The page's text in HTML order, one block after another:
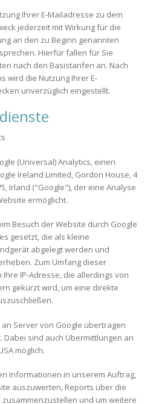
Ihrer E-Mailadresse zu dem
jederzeit mit Wirkung für die
an den zu Beginn genannten
Hierfür fallen für Sie
nach den Basistarifen an. Nach
wird die Nutzung Ihrer E-
unverzüglich eingestellt.
(Universal) Analytics, einen
Ireland Limited, Gordon House, 4
Irland ("Google"), der eine Analyse
ermöglicht.
Besuch der Website durch Google
gesetzt, die als kleine
abgelegt werden und
Zum Umfang dieser
IP-Adresse, die allerdings von
gekürzt wird, um eine direkte
Server von Google übertragen
sind auch Übermittlungen an
möglich.
Informationen in unserem Auftrag,
auszuwerten, Reports über die
und um weitere